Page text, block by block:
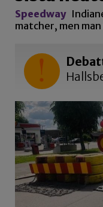
Speedway
matcher, men